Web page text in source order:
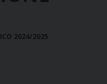
2024/2025